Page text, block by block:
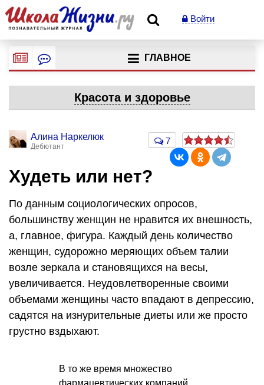
Войти
ГЛАВНОЕ
Красота и здоровье
Алина Наркелюк
Дебютант
7
Худеть или нет?
По данным социологических опросов,
большинству женщин не нравится их внешность,
а, главное, фигура. Каждый день количество
женщин, судорожно меряющих объем талии
возле зеркала и становящихся на весы,
увеличивается. Неудовлетворенные своими
объемами женщины часто впадают в депрессию,
садятся на изнурительные диеты или же просто
грустно вздыхают.
В то же время множество
фармацевтических компаний